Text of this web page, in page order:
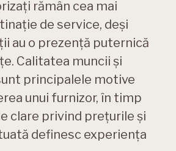
rămân cea mai
de service, deși
au o prezență puternică
Calitatea muncii și
principalele motive
unui furnizor, în timp
clare privind prețurile și
definesc experiența